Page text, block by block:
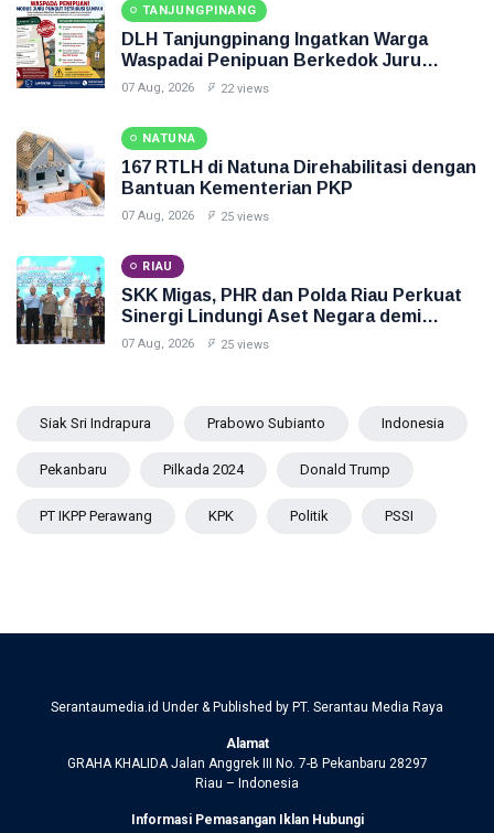
TANJUNGPINANG
DLH Tanjungpinang Ingatkan Warga
Waspadai Penipuan Berkedok Juru
Pungut Retribusi Sampah
07 Aug, 2026 22 views
NATUNA
167 RTLH di Natuna Direhabilitasi dengan
Bantuan Kementerian PKP
07 Aug, 2026 25 views
RIAU
SKK Migas, PHR dan Polda Riau Perkuat
Sinergi Lindungi Aset Negara demi
Menjaga Ketahanan Energi Nasional
07 Aug, 2026 25 views
Siak Sri Indrapura Prabowo Subianto Indonesia
Pekanbaru Pilkada 2024 Donald Trump
PT IKPP Perawang KPK Politik PSSI
Serantaumedia.id Under & Published by PT. Serantau Media Raya
Alamat
GRAHA KHALIDA Jalan Anggrek III No. 7-B Pekanbaru 28297
Riau – Indonesia
Informasi Pemasangan Iklan Hubungi